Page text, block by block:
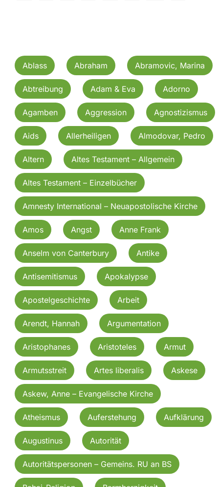
Ablass Abraham Abramovic, Marina
Abtreibung Adam & Eva Adorno
Agamben Aggression Agnostizismus
Aids Allerheiligen Almodovar, Pedro
Altern Altes Testament – Allgemein
Altes Testament – Einzelbücher
Amnesty International – Neuapostolische Kirche
Amos Angst Anne Frank
Anselm von Canterbury Antike
Antisemitismus Apokalypse
Apostelgeschichte Arbeit
Arendt, Hannah Argumentation
Aristophanes Aristoteles Armut
Armutsstreit Artes liberalis Askese
Askew, Anne – Evangelische Kirche
Atheismus Auferstehung Aufklärung
Augustinus Autorität
Autoritätspersonen – Gemeins. RU an BS